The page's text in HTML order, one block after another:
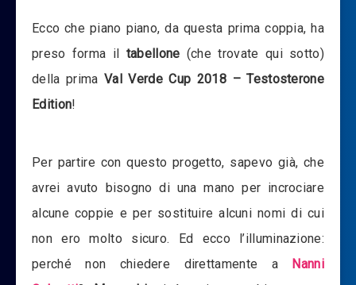
Ecco che piano piano, da questa prima coppia, ha
preso forma il tabellone (che trovate qui sotto)
della primaVal Verde Cup 2018 – Testosterone
Edition!
Per partire con questo progetto, sapevo già, che
avrei avuto bisogno di una mano per incrociare
alcune coppie e per sostituire alcuni nomi di cui
non ero molto sicuro. Ed ecco l’illuminazione:
perché non chiedere direttamente a Nanni